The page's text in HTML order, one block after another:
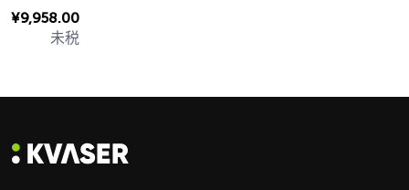
¥9,958.00
未税